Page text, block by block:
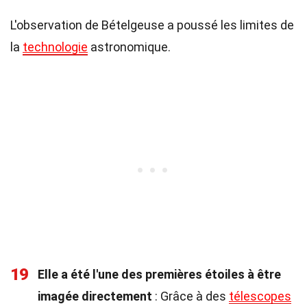
L'observation de Bételgeuse a poussé les limites de
la technologie astronomique.
19
Elle a été l'une des premières étoiles à être
imagée directement : Grâce à des télescopes